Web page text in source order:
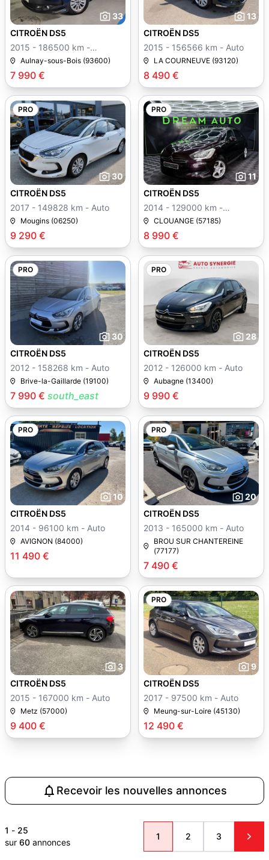
33
7 990 €
CITROËN DS5
2015 - 186500 km -
Manuelle
Aulnay-sous-Bois (93600)
13
8 490 €
CITROËN DS5
2015 - 156566 km - Auto
LA COURNEUVE (93120)
PRO
30
9 290 €
CITROËN DS5
2017 - 149828 km - Auto
Mougins (06250)
PRO
11
8 990 €
CITROËN DS5
2014 - 129000 km -
Manuelle
CLOUANGE (57185)
PRO
30
7 990 € south_east
CITROËN DS5
2012 - 158268 km - Auto
Brive-la-Gaillarde (19100)
PRO
28
9 990 €
CITROËN DS5
2012 - 126000 km - Auto
Aubagne (13400)
PRO
10
11 490 €
CITROËN DS5
2014 - 96100 km - Auto
AVIGNON (84000)
PRO
20
7 490 €
CITROËN DS5
2013 - 165000 km - Auto
BROU SUR CHANTEREINE
(77177)
3
9 400 €
CITROËN DS5
2015 - 167000 km - Auto
Metz (57000)
PRO
9
12 490 €
CITROËN DS5
2017 - 97500 km - Auto
Meung-sur-Loire (45130)
Recevoir les nouvelles annonces
1 - 25
sur 60 annonces
1 2 3